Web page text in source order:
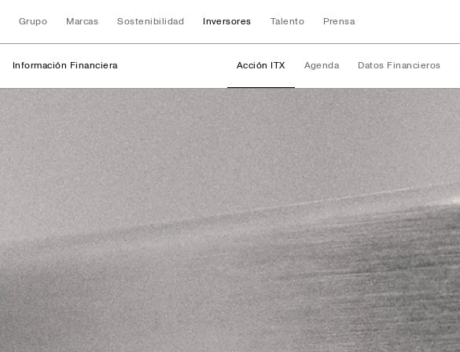
Grupo Marcas Sostenibilidad Inversores Talento Prensa
Información Financiera Acción ITX Agenda Datos Financieros
Información Financiera